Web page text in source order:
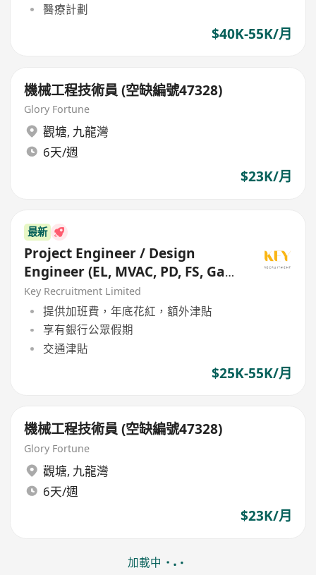
醫療計劃
$40K-55K/月
機械工程技術員 (空缺編號47328)
Glory Fortune
觀塘, 九龍灣
6天/週
$23K/月
最新
Project Engineer / Design
Engineer (EL, MVAC, PD, FS, Gas,
Mechanical)
Key Recruitment Limited
提供加班費，年底花紅，額外津貼
享有銀行公眾假期
交通津貼
$25K-55K/月
機械工程技術員 (空缺編號47328)
Glory Fortune
觀塘, 九龍灣
6天/週
$23K/月
加載中